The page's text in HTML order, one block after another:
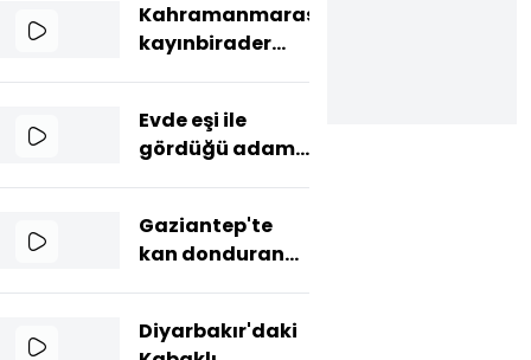
Kahramanmaraş'ta
kayınbirader
otomobile
binerken
vurarak öldürdü
Evde eşi ile
gördüğü adamı
yıl hapis cezası
Gaziantep'te
kan donduran
aracıyla böyle
Diyarbakır'daki